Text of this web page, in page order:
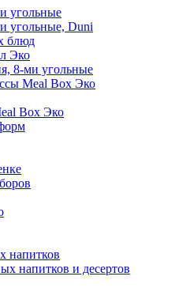
угольные
угольные, Duni
блюд
Эко
8-ми угольные
Meal Box Эко
Box Эко
напитков
напитков и десертов